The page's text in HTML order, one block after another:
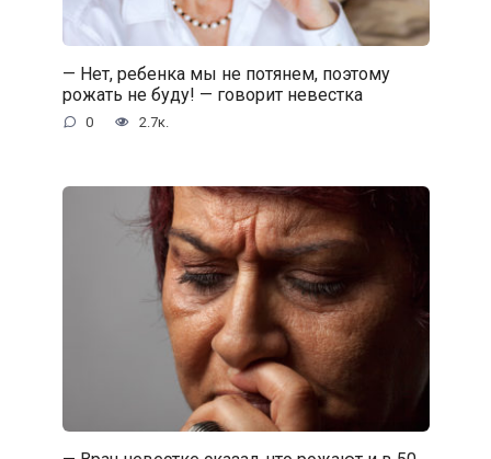
— Нет, ребенка мы не потянем, поэтому
рожать не буду! — говорит невестка
0 2.7к.